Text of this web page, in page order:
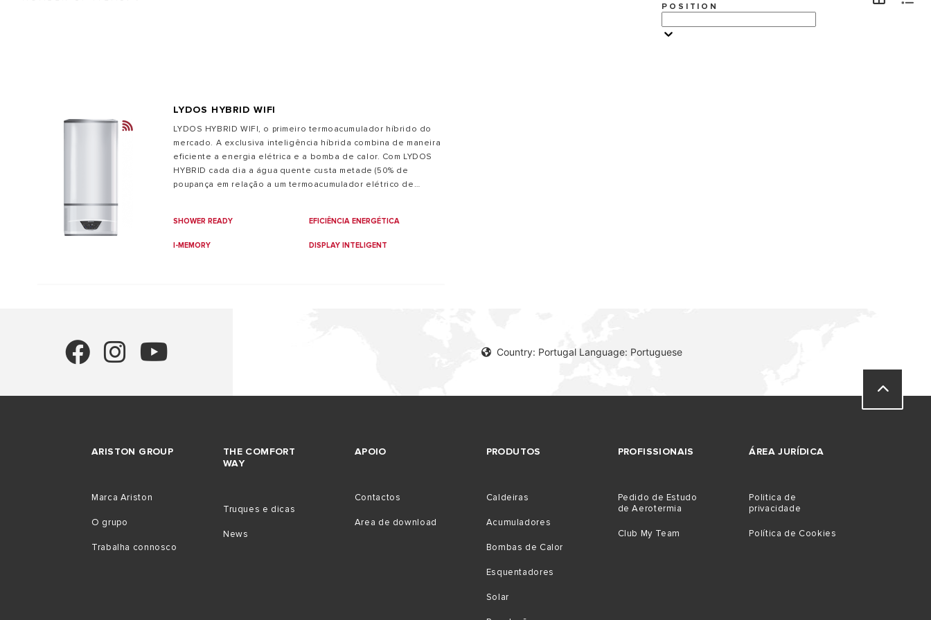
VER MAIS
AR CONDICIONADO
TODOS OS MODELOS DE CALDEIRAS
POSITION
LYDOS HYBRID WIFI
LYDOS HYBRID WIFI, o primeiro termoacumulador híbrido do
mercado. A exclusiva inteligência híbrida combina de maneira
eficiente a energia elétrica e a bomba de calor. Com LYDOS
HYBRID cada dia a água quente custa metade (50% de
poupança em relação a um termoacumulador elétrico de
SHOWER READY EFICIÊNCIA ENERGÉTICA
I-MEMORY DISPLAY INTELIGENT
Country: Portugal Language: Portuguese
ARISTON GROUP
Marca Ariston
O grupo
Trabalha connosco
THE COMFORT
WAY
Truques e dicas
News
APOIO
Contactos
Area de download
PRODUTOS
Caldeiras
Acumuladores
Bombas de Calor
Esquentadores
Solar
PROFISSIONAIS
Pedido de Estudo
de Aerotermia
Club My Team
ÁREA JURÍDICA
Politica de
privacidade
Política de Cookies